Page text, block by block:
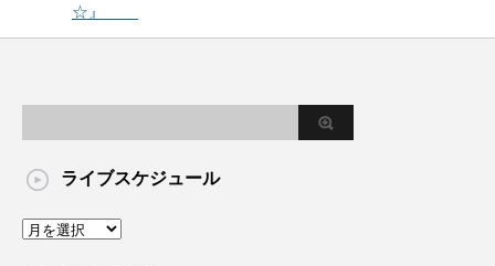
☆』
ライブスケジュール